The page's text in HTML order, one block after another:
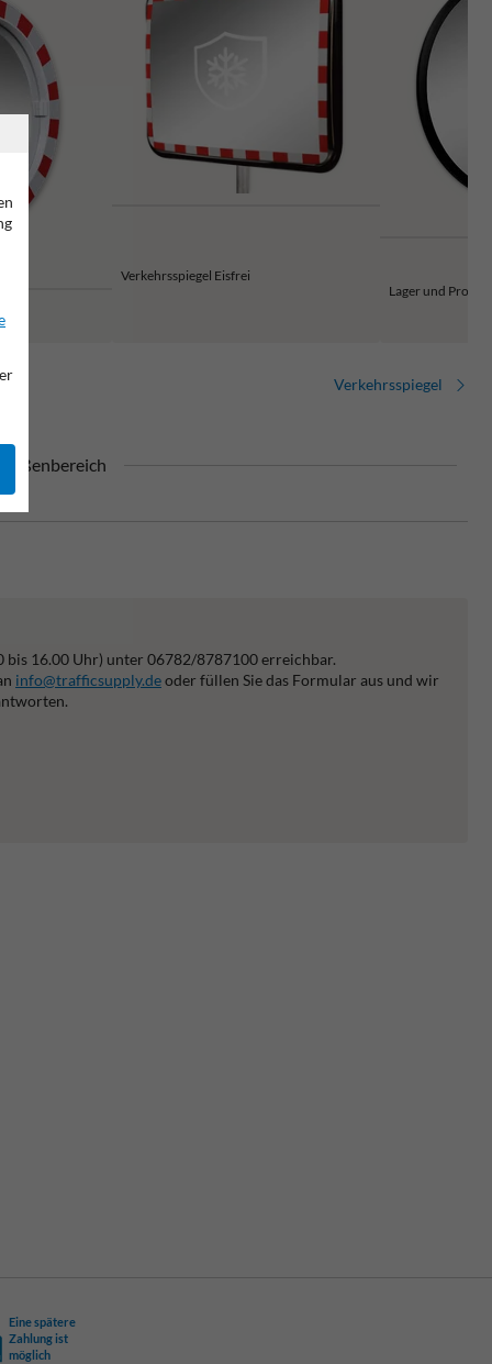
Verkehrsspiegel Eisfrei
Lager und
Verkehrsspiegel
bis 16.00 Uhr) unter 06782/8787100 erreichbar.
info@trafficsupply.deoder füllen Sie das Formular aus und wir
Eine spätere
Zahlung ist
möglich